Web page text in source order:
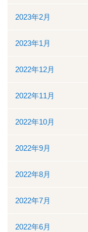
2023年2月
2023年1月
2022年12月
2022年11月
2022年10月
2022年9月
2022年8月
2022年7月
2022年6月